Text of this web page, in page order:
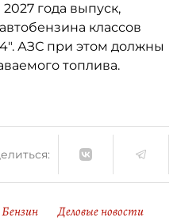
года выпуск,
классов
АЗС при этом должны
топлива.
Бензин
Деловые новости